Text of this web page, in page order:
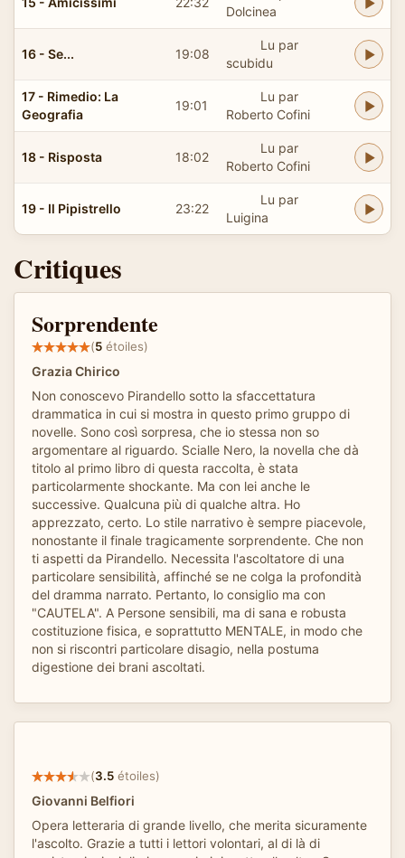
Dolcinea
16 - Se... 19:08
Lu par
scubidu
17 - Rimedio: La
Geografia
19:01
Lu par
Roberto Cofini
18 - Risposta 18:02
Lu par
Roberto Cofini
19 - Il Pipistrello 23:22
Lu par
Luigina
Critiques
Sorprendente
(5 étoiles)
Grazia Chirico
Non conoscevo Pirandello sotto la sfaccettatura
drammatica in cui si mostra in questo primo gruppo di
novelle. Sono così sorpresa, che io stessa non so
argomentare al riguardo. Scialle Nero, la novella che dà
titolo al primo libro di questa raccolta, è stata
particolarmente shockante. Ma con lei anche le
successive. Qualcuna più di qualche altra. Ho
apprezzato, certo. Lo stile narrativo è sempre piacevole,
nonostante il finale tragicamente sorprendente. Che non
ti aspetti da Pirandello. Necessita l'ascoltatore di una
particolare sensibilità, affinché se ne colga la profondità
del dramma narrato. Pertanto, lo consiglio ma con
"CAUTELA". A Persone sensibili, ma di sana e robusta
costituzione fisica, e soprattutto MENTALE, in modo che
non si riscontri particolare disagio, nella postuma
digestione dei brani ascoltati.
(3.5 étoiles)
Giovanni Belfiori
Opera letteraria di grande livello, che merita sicuramente
l'ascolto. Grazie a tutti i lettori volontari, al di là di